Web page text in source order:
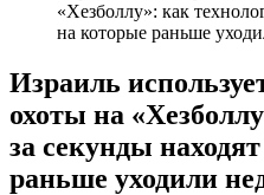
«Хезболлу»: как
на которые раньше
Израиль
охоты на
за секунды
раньше уходили